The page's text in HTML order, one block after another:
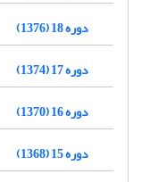
دوره 18 (1376)
دوره 17 (1374)
دوره 16 (1370)
دوره 15 (1368)